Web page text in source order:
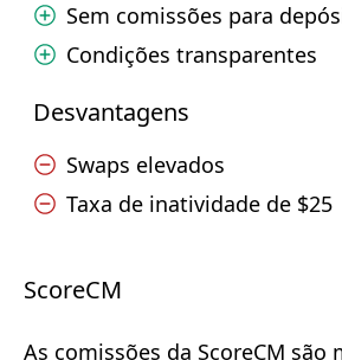
Sem comissões para
Condições transparentes
Desvantagens
Swaps elevados
Taxa de inatividade de $25
ScoreCM
As comissões da ScoreCM são